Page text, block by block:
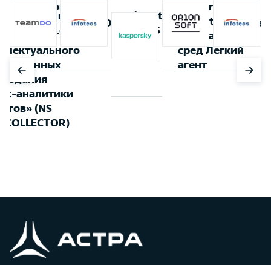
потоковой
данных
аналитики
(NS
COLLECTOR)
Aladdin
SecurLogon
TeamDo
ViPNet
IDS HS
Kaspersky
Security для
виртуальных
сред Легкий
агент